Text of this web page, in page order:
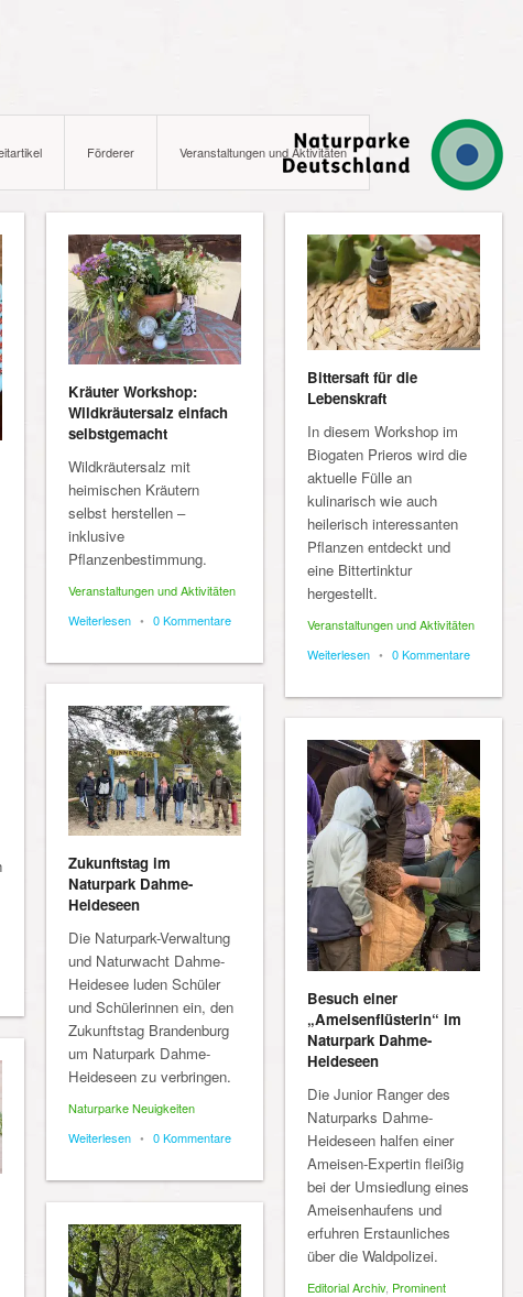
Förderer Veranstaltungen und Aktivitäten
Kräuter Workshop:
Wildkräutersalz einfach
selbstgemacht
Wildkräutersalz mit
heimischen Kräutern
selbst herstellen –
inklusive
Pflanzenbestimmung.
Veranstaltungen und Aktivitäten
Weiterlesen • 0 Kommentare
Bittersaft für die
Lebenskraft
In diesem Workshop im
Biogaten Prieros wird die
aktuelle Fülle an
kulinarisch wie auch
heilerisch interessanten
Pflanzen entdeckt und
eine Bittertinktur
hergestellt.
Veranstaltungen und Aktivitäten
Weiterlesen • 0 Kommentare
Zukunftstag im
Naturpark Dahme-
Heideseen
Die Naturpark-Verwaltung
und Naturwacht Dahme-
Heidesee luden Schüler
und Schülerinnen ein, den
Zukunftstag Brandenburg
um Naturpark Dahme-
Heideseen zu verbringen.
Naturparke Neuigkeiten
Weiterlesen • 0 Kommentare
Besuch einer
„Ameisenflüsterin“ im
Naturpark Dahme-
Heideseen
Die Junior Ranger des
Naturparks Dahme-
Heideseen halfen einer
Ameisen-Expertin fleißig
bei der Umsiedlung eines
Ameisenhaufens und
erfuhren Erstaunliches
über die Waldpolizei.
Editorial Archiv, Prominent